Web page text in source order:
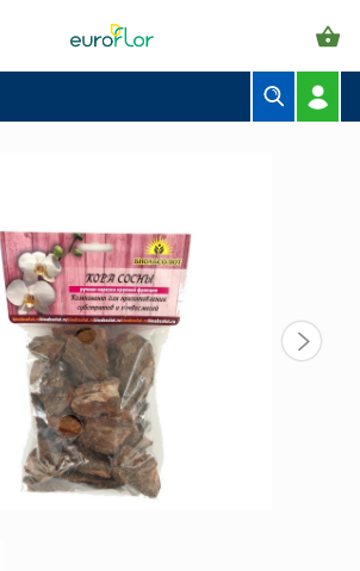
СВАДЕБНАЯ ФЛОРИСТИКА
КОМНАТНЫЕ РАСТЕНИЯ
ГОРШКИ И КАШПО
ГРУНТЫ И УДОБРЕНИЯ
ПРЕДМЕТЫ ИНТЕРЬЕРА
КАТАЛОГ ГРУНТЫ И УДОБРЕНИЯ